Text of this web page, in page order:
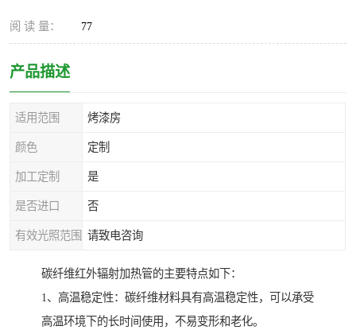
阅 读 量： 77
产品描述
适用范围 烤漆房
颜色 定制
加工定制 是
是否进口 否
有效光照范围 请致电咨询
碳纤维红外辐射加热管的主要特点如下：
1、高温稳定性：碳纤维材料具有高温稳定性，可以承受
高温环境下的长时间使用，不易变形和老化。